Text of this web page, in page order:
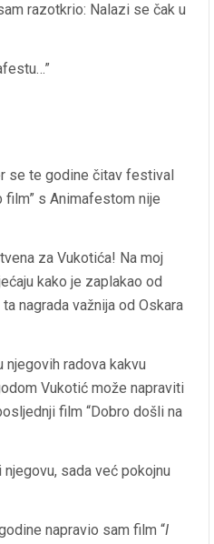
razotkrio: Nalazi se čak u
se te godine čitav festival
film” s Animafestom nije
za Vukotića! Na moj
kako je zaplakao od
nagrada važnija od Oskara
radova kakvu
Vukotić može napraviti
film “Dobro došli na
sada već pokojnu
napravio sam film “I